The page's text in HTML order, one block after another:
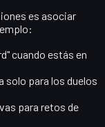
es asociar
cuando estás en
solo para los duelos
para retos de